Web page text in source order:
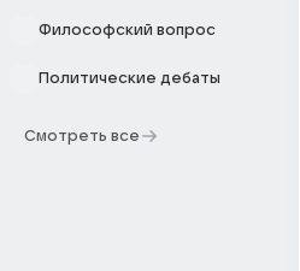
Философский вопрос
Политические дебаты
Смотреть все